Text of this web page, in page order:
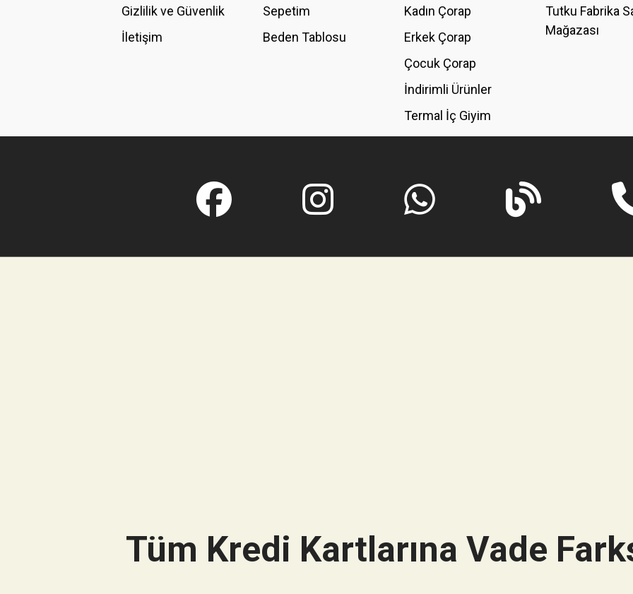
Gizlilik ve Güvenlik
İletişim
Sepetim
Beden Tablosu
Kadın Çorap
Erkek Çorap
Çocuk Çorap
İndirimli Ürünler
Termal İç Giyim
Tutku Fabrika
Mağazası
Tüm Kredi Kartlarına Vade